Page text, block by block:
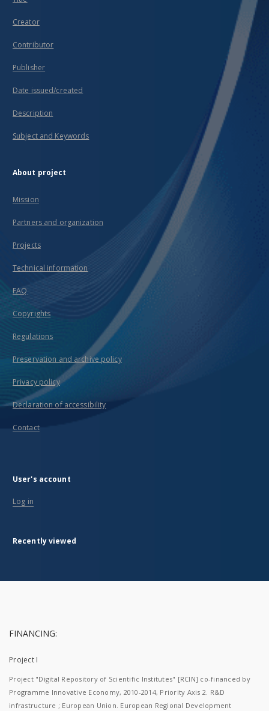
Creator
Contributor
Publisher
Date issued/created
Description
Subject and Keywords
About project
Mission
Partners and organization
Projects
Technical information
FAQ
Copyrights
Regulations
Preservation and archive policy
Privacy policy
Declaration of accessibility
Contact
User's account
Log in
Recently viewed
FINANCING:
Project I
Project "Digital Repository of Scientific Institutes" [RCIN] co-financed by
Programme Innovative Economy, 2010-2014, Priority Axis 2. R&D
infrastructure ; European Union. European Regional Development